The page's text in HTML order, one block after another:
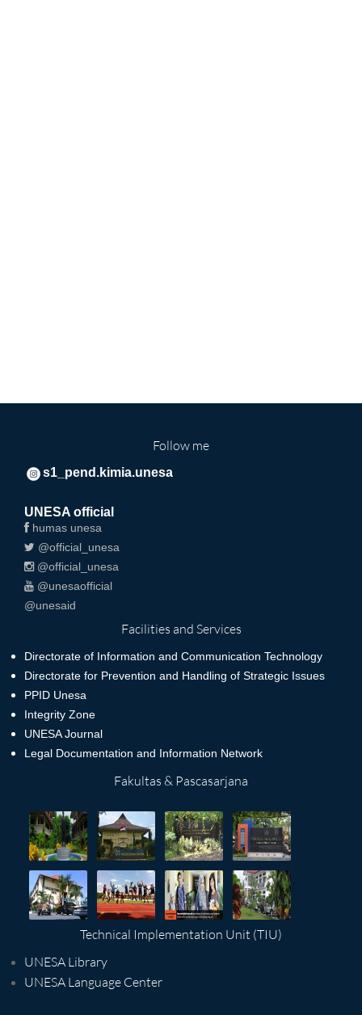
Follow me
s1_pend.kimia.unesa
UNESA official
humas unesa
@official_unesa
@official_unesa
@unesaofficial
@unesaid
Facilities and Services
Directorate of Information and Communication Technology
Directorate for Prevention and Handling of Strategic Issues
PPID Unesa
Integrity Zone
UNESA Journal
Legal Documentation and Information Network
Fakultas & Pascasarjana
Technical Implementation Unit (TIU)
UNESA Library
UNESA Language Center